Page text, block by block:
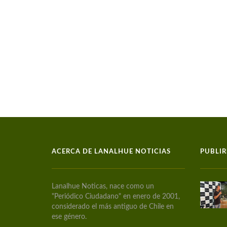
ACERCA DE LANALHUE NOTICIAS
Lanalhue Noticas, nace como un
"Periódico Ciudadano" en enero de 2001,
considerado el más antiguo de Chile en
ese género.